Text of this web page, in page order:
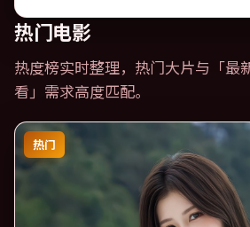
热门电影
热度榜实时整理，热门大片与「最
看 」需求高度匹配。
热门